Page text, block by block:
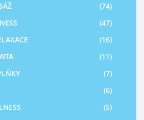
(74)
(47)
(16)
(11)
(7)
(6)
(5)